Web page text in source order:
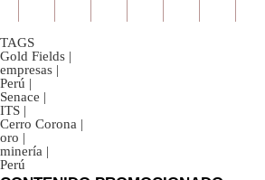
TAGS
Gold Fields |
empresas |
Perú |
Senace |
ITS |
Cerro Corona |
oro |
minería |
Perú